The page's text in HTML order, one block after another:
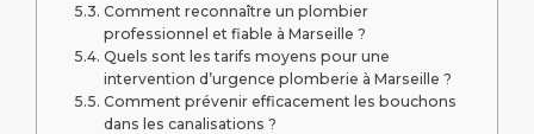
Comment reconnaître un plombier
professionnel et fiable à Marseille ?
Quels sont les tarifs moyens pour une
intervention d’urgence plomberie à Marseille ?
Comment prévenir efficacement les bouchons
dans les canalisations ?